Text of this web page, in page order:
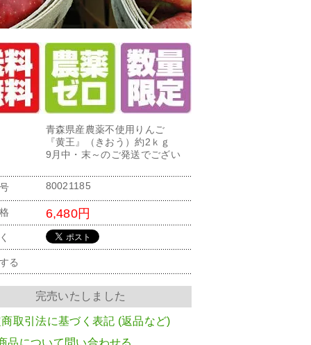
青森県産農薬不使用りんご
『黄王』（きおう）約2ｋｇ
9月中・末～のご発送でござい
80021185
6,480円
る
完売いたしました
取引法に基づく表記 (返品など)
品について問い合わせる